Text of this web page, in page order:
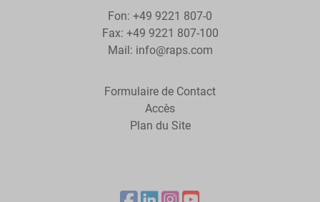
Fon: +49 9221 807-0
Fax: +49 9221 807-100
Mail: info@raps.com
Formulaire de Contact
Accès
Plan du Site